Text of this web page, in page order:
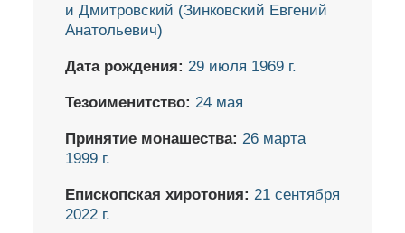
и Дмитровский (Зинковский Евгений
Анатольевич)
Дата рождения: 29 июля 1969 г.
Тезоименитство: 24 мая
Принятие монашества: 26 марта
1999 г.
Епископская хиротония: 21 сентября
2022 г.